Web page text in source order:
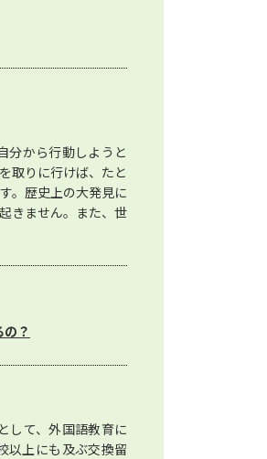
分から行動しようと
取りに行けば、たと
。歴史上の大発見に
きません。また、世
？
して、外国語教育に
以上にも及ぶ交換留